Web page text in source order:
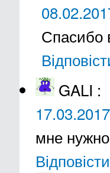
Спасибо
GALI :
мне
Відповісти